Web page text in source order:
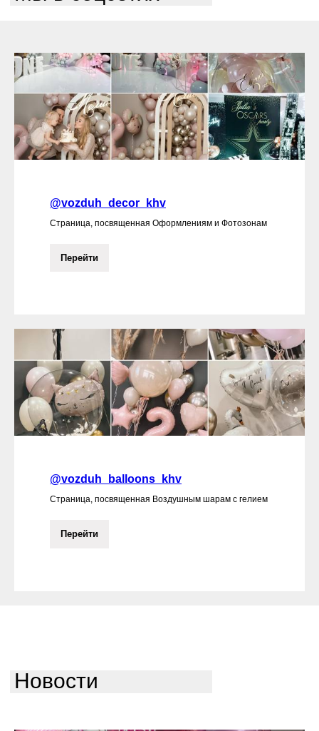
@vozduh_decor_khv
Страница, посвященная Оформлениям и Фотозонам
Перейти
@vozduh_balloons_khv
Страница, посвященная Воздушным шарам с гелием
Перейти
Новости